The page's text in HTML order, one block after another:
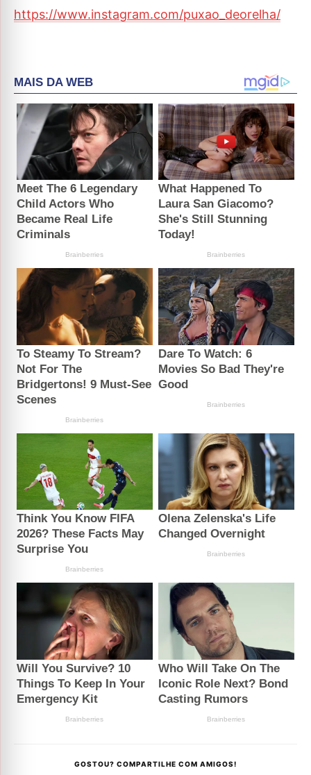
https://www.instagram.com/puxao_deorelha/
GOSTOU? COMPARTILHE COM AMIGOS!